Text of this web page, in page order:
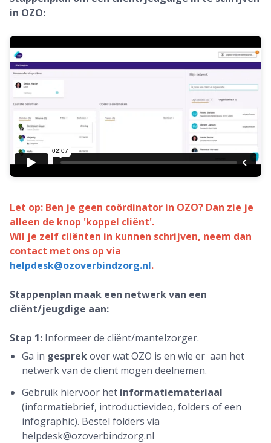
in OZO:
Let op: Ben je geen coördinator in OZO? Dan zie je
alleen de knop 'koppel cliënt'.
Wil je zelf cliënten in kunnen schrijven, neem dan
contact met ons op via
helpdesk@ozoverbindzorg.nl.
Stappenplan maak een netwerk van een
cliënt/jeugdige aan:
Stap 1: Informeer de cliënt/mantelzorger.
Ga in gesprekover wat OZO is en wie er aan het
netwerk van de cliënt mogen deelnemen.
Gebruik hiervoor het informatiemateriaal
(informatiebrief, introductievideo, folders of een
infographic). Bestel folders via
helpdesk@ozoverbindzorg.nl